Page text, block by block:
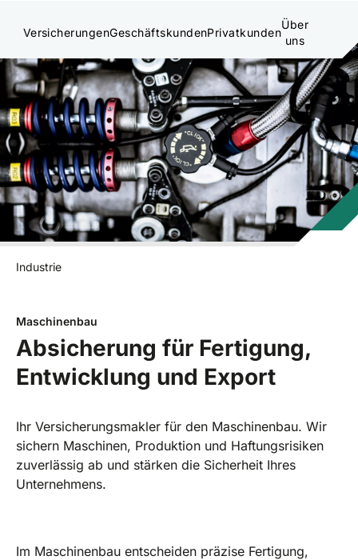
VersicherungenGeschäftskundenPrivatkunden
Über
uns
Industrie
Maschinenbau
Absicherung für Fertigung,
Entwicklung und Export
Ihr Versicherungsmakler für den Maschinenbau. Wir
sichern Maschinen, Produktion und Haftungsrisiken
zuverlässig ab und stärken die Sicherheit Ihres
Unternehmens.
Im Maschinenbau entscheiden präzise Fertigung,